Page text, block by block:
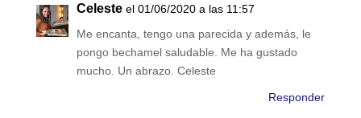
Celeste el 01/06/2020 a las 11:57
Me encanta, tengo una parecida y además, le
pongo bechamel saludable. Me ha gustado
mucho. Un abrazo. Celeste
Responder